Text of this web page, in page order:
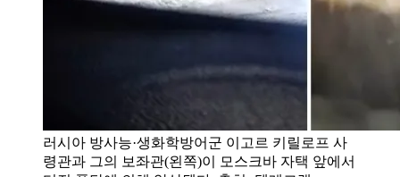
러시아 방사능·생화학방어군 이고르 키릴로프 사
령관과 그의 보좌관(왼쪽)이 모스크바 자택 앞에서